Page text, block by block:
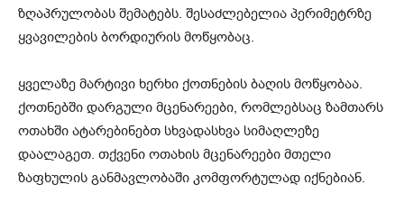
ზღაპრულობას შემატებს. შესაძლებელია პერიმეტრზე
ყვავილების ბორდიურის მოწყობაც.
ყველაზე მარტივი ხერხი ქოთნების ბაღის მოწყობაა.
ქოთნებში დარგული მცენარეები, რომლებსაც ზამთარს
ოთახში ატარებინებთ სხვადასხვა სიმაღლეზე
დაალაგეთ. თქვენი ოთახის მცენარეები მთელი
ზაფხულის განმავლობაში კომფორტულად იქნებიან.